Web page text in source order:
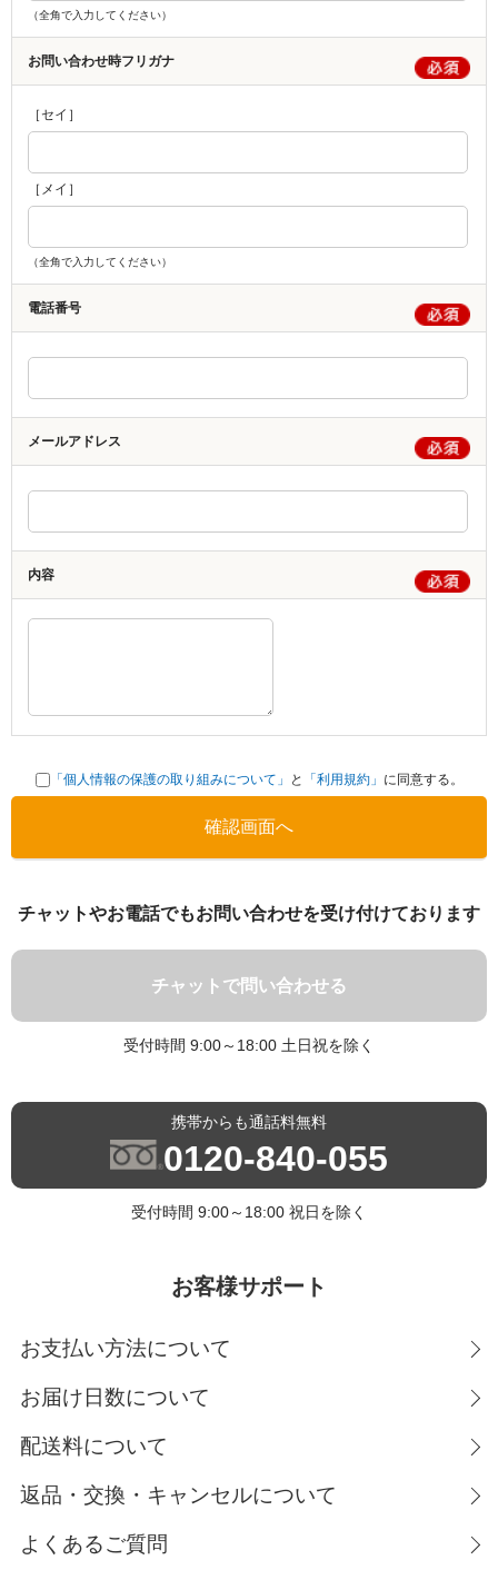
（全角で入力してください）
お問い合わせ時フリガナ
［セイ］
［メイ］
（全角で入力してください）
電話番号
メールアドレス
内容
「個人情報の保護の取り組みについて」 と 「利用規約」 に同意する。
チャットやお電話でもお問い合わせを受け付けております
チャットで問い合わせる
受付時間 9:00～18:00 土日祝を除く
携帯からも通話料無料
0120-840-055
受付時間 9:00～18:00 祝日を除く
お客様サポート
お支払い方法について
お届け日数について
配送料について
返品・交換・キャンセルについて
よくあるご質問